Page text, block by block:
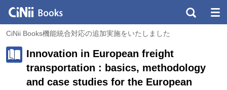
CiNii Books機能統合対応の追加実施をいたしました
Innovation in European freight
transportation : basics, methodology
and case studies for the European